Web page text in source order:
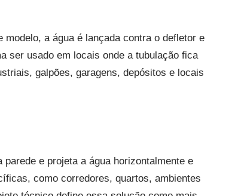
a água é lançada contra o defletor e
ser usado em locais onde a tubulação fica
galpões, garagens, depósitos e locais
e projeta a água horizontalmente e
como corredores, quartos, ambientes